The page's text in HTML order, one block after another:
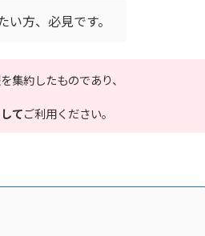
方、必見です。
集約したものであり、
てご利用ください。